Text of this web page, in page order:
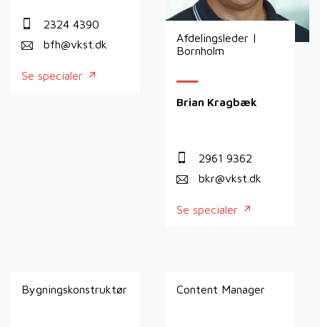
2324 4390
bfh@vkst.dk
Se specialer
Afdelingsleder |
Bornholm
Brian Kragbæk
2961 9362
bkr@vkst.dk
Se specialer
Bygningskonstruktør Content Manager